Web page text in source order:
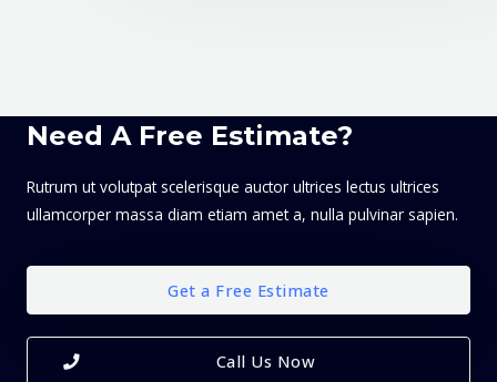
Need A Free Estimate?
Rutrum ut volutpat scelerisque auctor ultrices lectus ultrices
ullamcorper massa diam etiam amet a, nulla pulvinar sapien.
Get a Free Estimate
Call Us Now